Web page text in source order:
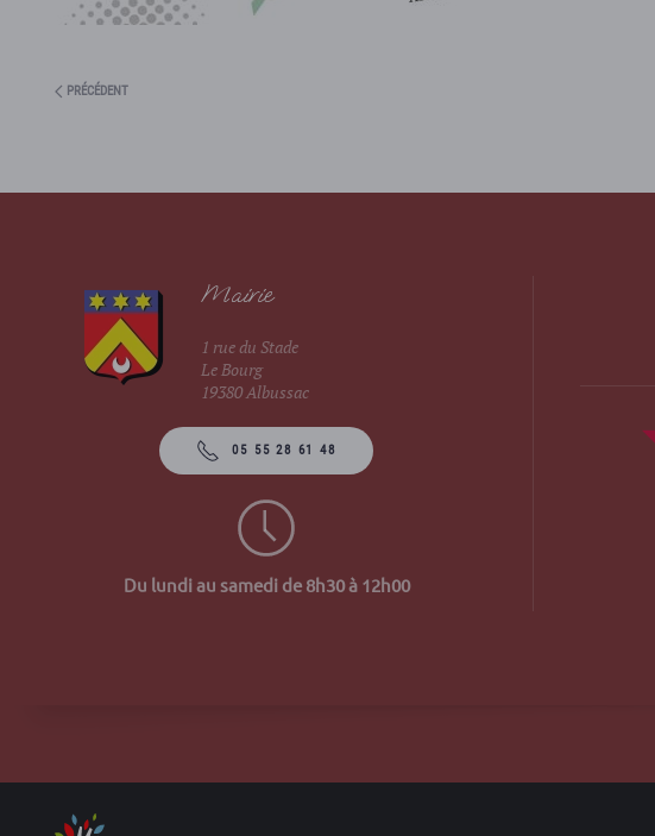
PRÉCÉDENT
Mairie
1 rue du Stade
Le Bourg
19380 Albussac
05 55 28 61 48
Du lundi au samedi de 8h30 à 12h00